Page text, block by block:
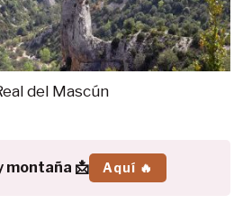
del Mascún
montaña 📩 Aquí 🔥